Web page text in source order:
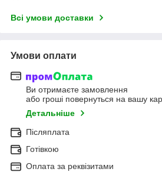
Всі умови доставки
Умови оплати
Ви отримаєте замовлення
або гроші повернуться на вашу
Детальніше
Післяплата
Готівкою
Оплата за реквізитами